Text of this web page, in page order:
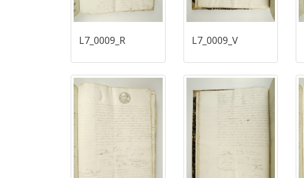
L7_0009_R L7_0009_V